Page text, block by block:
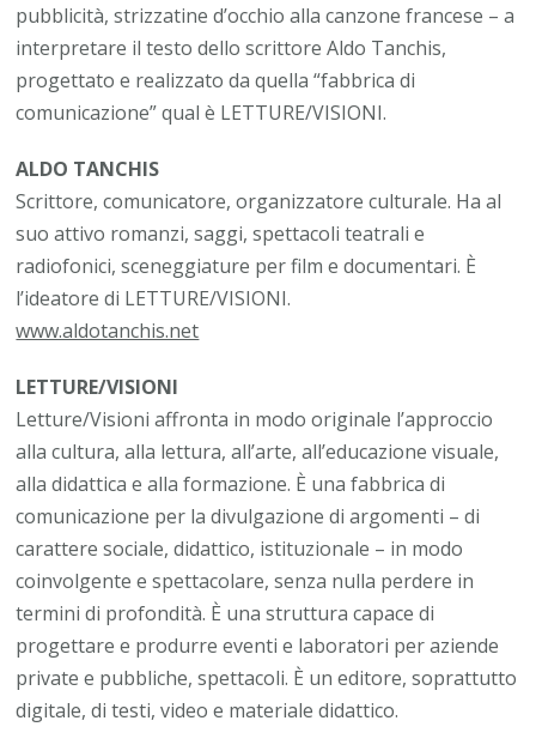
pubblicità, strizzatine d’occhio alla canzone francese – a
interpretare il testo dello scrittore Aldo Tanchis,
progettato e realizzato da quella “fabbrica di
comunicazione” qual è LETTURE/VISIONI.
ALDO TANCHIS
Scrittore, comunicatore, organizzatore culturale. Ha al
suo attivo romanzi, saggi, spettacoli teatrali e
radiofonici, sceneggiature per film e documentari. È
l’ideatore di LETTURE/VISIONI.
www.aldotanchis.net
LETTURE/VISIONI
Letture/Visioni affronta in modo originale l’approccio
alla cultura, alla lettura, all’arte, all’educazione visuale,
alla didattica e alla formazione. È una fabbrica di
comunicazione per la divulgazione di argomenti – di
carattere sociale, didattico, istituzionale – in modo
coinvolgente e spettacolare, senza nulla perdere in
termini di profondità. È una struttura capace di
progettare e produrre eventi e laboratori per aziende
private e pubbliche, spettacoli. È un editore, soprattutto
digitale, di testi, video e materiale didattico.